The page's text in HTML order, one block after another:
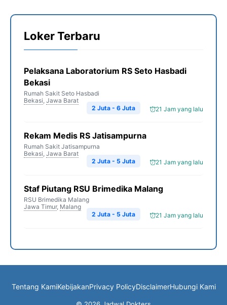
Loker Terbaru
Pelaksana Laboratorium RS Seto Hasbadi
Bekasi
Rumah Sakit Seto Hasbadi
Bekasi, Jawa Barat
21 Jam yang lalu
2 Juta - 6 Juta
Rekam Medis RS Jatisampurna
Rumah Sakit Jatisampurna
Bekasi, Jawa Barat
21 Jam yang lalu
2 Juta - 5 Juta
Staf Piutang RSU Brimedika Malang
RSU Brimedika Malang
Jawa Timur, Malang
21 Jam yang lalu
2 Juta - 5 Juta
Tentang KamiKebijakanPrivacy PolicyDisclaimerHubungi Kami